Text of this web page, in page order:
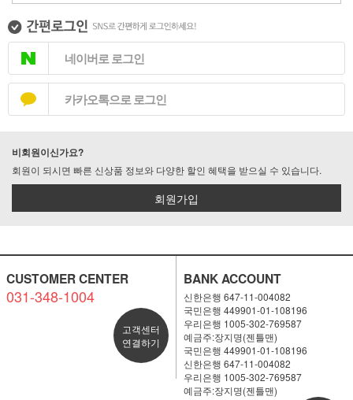
네이버로 로그인
카카오톡으로 로그인
비회원이신가요?
회원이 되시면 빠른 신상품 정보와 다양한 할인 혜택을 받으실 수 있습니다.
회원가입
CUSTOMER CENTER
031-348-1004
고객센터
연결하기
BANK ACCOUNT
신한은행 647-11-004082
국민은행 449901-01-108196
우리은행 1005-302-769587
예금주:장지명(젠틀맨)
국민은행 449901-01-108196
신한은행 647-11-004082
우리은행 1005-302-769587
예금주:장지명(젠틀맨)